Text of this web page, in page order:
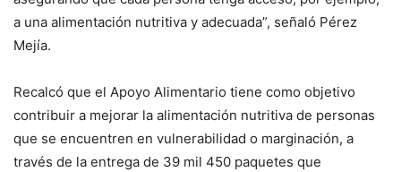
a una alimentación nutritiva y adecuada”, señaló Pérez
Mejía.
Recalcó que el Apoyo Alimentario tiene como objetivo
contribuir a mejorar la alimentación nutritiva de personas
que se encuentren en vulnerabilidad o marginación, a
través de la entrega de 39 mil 450 paquetes que